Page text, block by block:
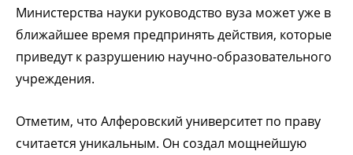
Министерства науки руководство вуза может уже в
ближайшее время предпринять действия, которые
приведут к разрушению научно-образовательного
учреждения.
Отметим, что Алферовский университет по праву
считается уникальным. Он создал мощнейшую